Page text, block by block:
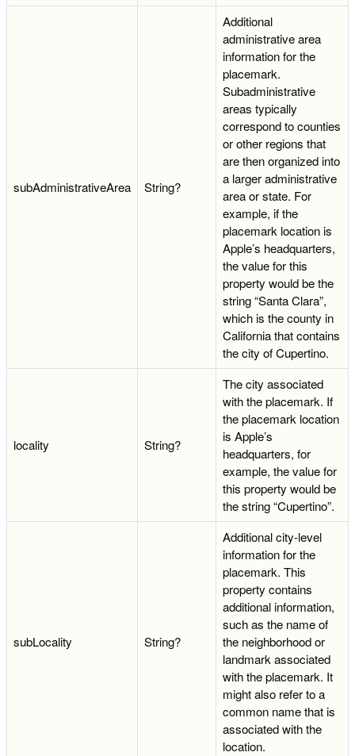
subAdministrativeArea String?
Additional
administrative area
information for the
placemark.
Subadministrative
areas typically
correspond to counties
or other regions that
are then organized into
a larger administrative
area or state. For
example, if the
placemark location is
Apple’s headquarters,
the value for this
property would be the
string “Santa Clara”,
which is the county in
California that contains
the city of Cupertino.
locality String?
The city associated
with the placemark. If
the placemark location
is Apple’s
headquarters, for
example, the value for
this property would be
the string “Cupertino”.
subLocality String?
Additional city-level
information for the
placemark. This
property contains
additional information,
such as the name of
the neighborhood or
landmark associated
with the placemark. It
might also refer to a
common name that is
associated with the
location.